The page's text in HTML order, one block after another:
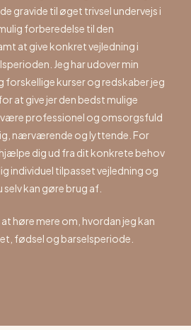
gravide til øget trivsel undervejs i
forberedelse til den
at give konkret vejledning i
Jeg har udover min
forskellige kurser og redskaber jeg
at give jer den bedst mulige
være professionel og omsorgsfuld
nærværende og lyttende. For
dig ud fra dit konkrete behov
individuel tilpasset vejledning og
kan gøre brug af.
høre mere om, hvordan jeg kan
fødsel og barselsperiode.